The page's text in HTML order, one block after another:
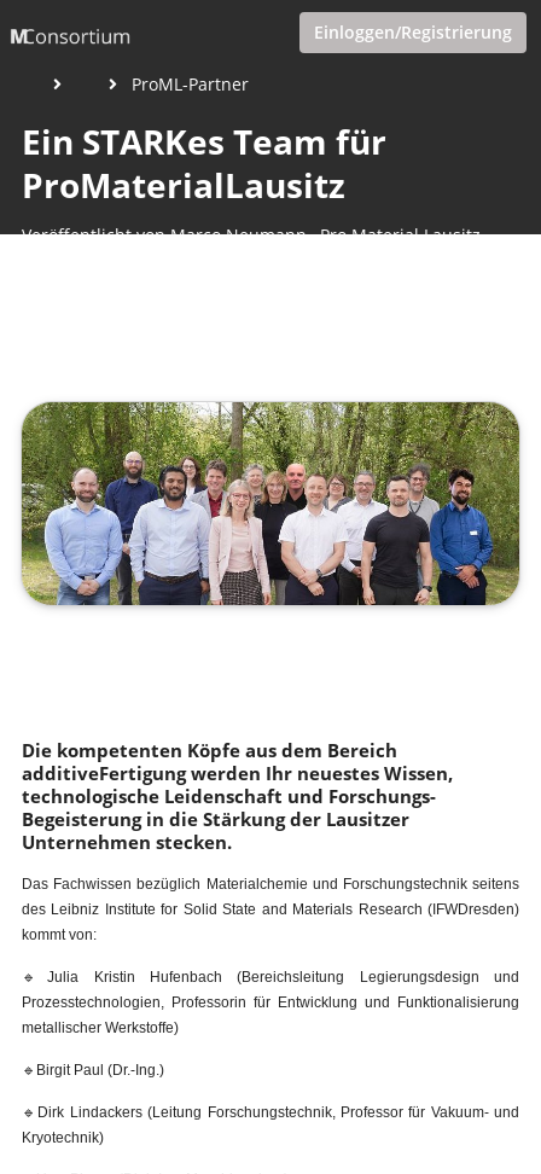
Einloggen/Registrierung
ProML-Partner
Ein STARKes Team für
ProMaterialLausitz
Veröffentlicht vonMarco Neumann,Pro Material Lausitz
Die kompetenten Köpfe aus dem Bereich
additiveFertigung werden Ihr neuestes Wissen,
technologische Leidenschaft und Forschungs-
Begeisterung in die Stärkung der Lausitzer
Unternehmen stecken.
Das Fachwissen bezüglich Materialchemie und Forschungstechnik seitens
des Leibniz Institute for Solid State and Materials Research (IFWDresden)
kommt von:
🔹Julia Kristin Hufenbach (Bereichsleitung Legierungsdesign und
Prozesstechnologien, Professorin für Entwicklung und Funktionalisierung
metallischer Werkstoffe)
🔹Birgit Paul (Dr.-Ing.)
🔹Dirk Lindackers (Leitung Forschungstechnik, Professor für Vakuum- und
Kryotechnik)